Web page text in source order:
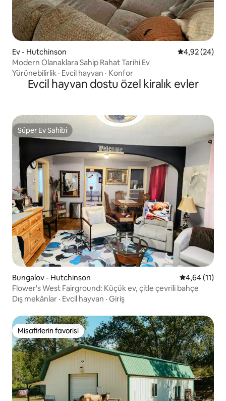
Ev - Hutchinson 5 üzerinden
4,92 (24)
Modern Olanaklara Sahip Rahat Tarihi Ev
Yürünebilirlik · Evcil hayvan · Konfor
Evcil hayvan dostu özel kiralık evler
Süper Ev Sahibi
Süper Ev Sahibi
Bungalov - Hutchinson 5 üzerinden
4,64 (11)
Flower's West Fairground: Küçük ev, çitle çevrili bahçe
Dış mekânlar · Evcil hayvan · Giriş
Misafirlerin favorisi
Misafirlerin favorisi